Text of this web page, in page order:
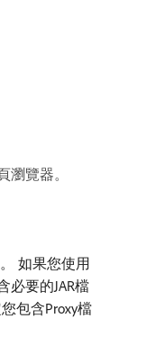
覽器。
如果您使用
必要的JAR檔
包含Proxy檔